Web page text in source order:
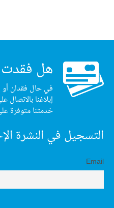
هل فقدت
في حال فقدان أو
إبلاغنا
خدمتنا متوفرة
التسجيل في النشرة
Email